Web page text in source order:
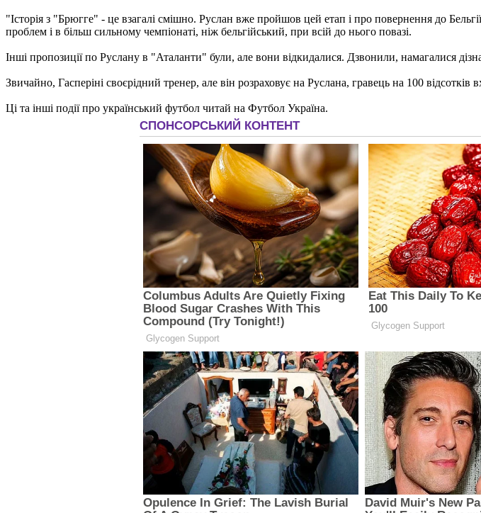
"Історія з "Брюгге" - це взагалі смішно. Руслан вже пройшов цей етап і про повернення до
проблем і в більш сильному чемпіонаті, ніж бельгійський, при всій до нього повазі.
Інші пропозиції по Руслану в "Аталанти" були, але вони відкидалися. Дзвонили, намагалися
Звичайно, Гасперіні своєрідний тренер, але він розраховує на Руслана, гравець на 100
Ці та інші події про український футбол читай на Футбол Україна.